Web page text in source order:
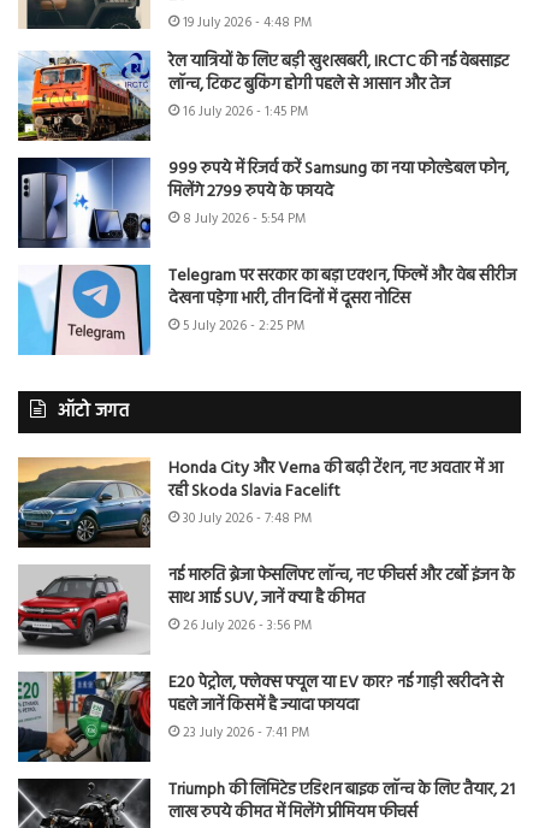
19 July 2026 - 4:48 PM
रेल यात्रियों के लिए बड़ी खुशखबरी, IRCTC की नई वेबसाइट
लॉन्च, टिकट बुकिंग होगी पहले से आसान और तेज
16 July 2026 - 1:45 PM
999 रुपये में रिजर्व करें Samsung का नया फोल्डेबल फोन,
मिलेंगे 2799 रुपये के फायदे
8 July 2026 - 5:54 PM
Telegram पर सरकार का बड़ा एक्शन, फिल्में और वेब सीरीज
देखना पड़ेगा भारी, तीन दिनों में दूसरा नोटिस
5 July 2026 - 2:25 PM
ऑटो जगत
Honda City और Verna की बढ़ी टेंशन, नए अवतार में आ
रही Skoda Slavia Facelift
30 July 2026 - 7:48 PM
नई मारुति ब्रेजा फेसलिफ्ट लॉन्च, नए फीचर्स और टर्बो इंजन के
साथ आई SUV, जानें क्या है कीमत
26 July 2026 - 3:56 PM
E20 पेट्रोल, फ्लेक्स फ्यूल या EV कार? नई गाड़ी खरीदने से
पहले जानें किसमें है ज्यादा फायदा
23 July 2026 - 7:41 PM
Triumph की लिमिटेड एडिशन बाइक लॉन्च के लिए तैयार, 21
लाख रुपये कीमत में मिलेंगे प्रीमियम फीचर्स